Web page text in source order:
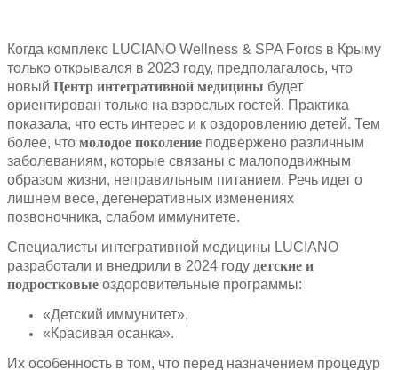
Когда комплекс LUCIANO Wellness & SPA Foros в Крыму
только открывался в 2023 году, предполагалось, что
новый Центр интегративной медицины будет
ориентирован только на взрослых гостей. Практика
показала, что есть интерес и к оздоровлению детей. Тем
более, что молодое поколение подвержено различным
заболеваниям, которые связаны с малоподвижным
образом жизни, неправильным питанием. Речь идет о
лишнем весе, дегенеративных изменениях
позвоночника, слабом иммунитете.
Специалисты интегративной медицины LUCIANO
разработали и внедрили в 2024 году детские и
подростковые оздоровительные программы:
«Детский иммунитет»,
«Красивая осанка».
Их особенность в том, что перед назначением процедур